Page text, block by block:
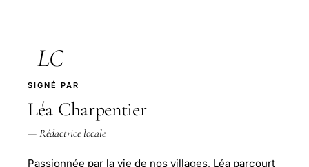
LC
SIGNÉ PAR
Léa Charpentier
— Rédactrice locale
Passionnée par la vie de nos villages, Léa parcourt